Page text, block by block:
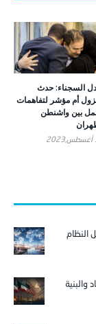
السجناء: حدث
أم مؤشر لتفاهمات
بين واشنطن
النظام
والبنية